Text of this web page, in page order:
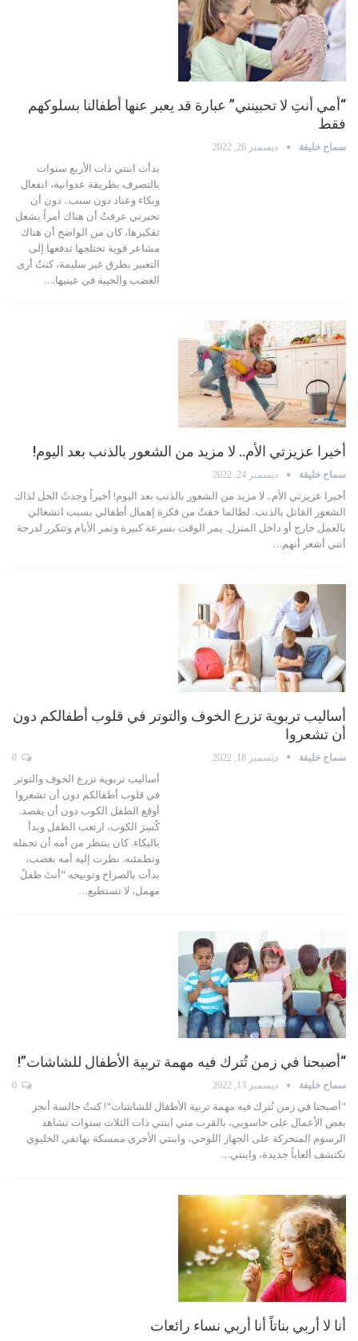
“أمي أنتِ لا تحبينني” عبارة قد يعبر عنها أطفالنا بسلوكهم
فقط
سماح خليفة ديسمبر 26, 2022
بدأت ابنتي ذات الأربع سنوات
بالتصرف بطريقة عدوانية، انفعال
وبكاء وعناد دون سبب.. دون أن
تخبرني عرفتُ أن هناك أمراً يشغل
تفكيرها، كان من الواضح أن هناك
مشاعر قوية تختلجها تدفعها إلى
التعبير بطرق غير سليمة، كنتُ أرى
الغضب والخيبة في عينيها.…
أخيرا عزيزتي الأم.. لا مزيد من الشعور بالذنب بعد اليوم!
سماح خليفة ديسمبر 24, 2022
أخيرا عزيزتي الأم.. لا مزيد من الشعور بالذنب بعد اليوم! أخيراً وجدتُ الحل لذاك
الشعور القاتل بالذنب. لطالما خفتُ من فكرة إهمال أطفالي بسبب انشغالي
بالعمل خارج أو داخل المنزل. يمر الوقت بسرعة كبيرة وتمر الأيام وتتكرر لدرجة
أنني أشعر أنهم…
أساليب تربوية تزرع الخوف والتوتر في قلوب أطفالكم دون
أن تشعروا
سماح خليفة ديسمبر 18, 2022
أساليب تربوية تزرع الخوف والتوتر
في قلوب أطفالكم دون أن تشعروا
أوقع الطفل الكوب دون أن يقصد.
كُسِرَ الكوب، ارتعب الطفل وبدأ
بالبكاء. كان ينتظر من أمه أن تحمله
وتطمئنه. نظرت إليه أمه بغضب،
بدأت بالصراخ وتوبيخه "أنتَ طفلٌ
مهمل، لا تستطيع…
“أصبحنا في زمن تُترك فيه مهمة تربية الأطفال للشاشات”!
سماح خليفة ديسمبر 13, 2022
"أصبحنا في زمن تُترك فيه مهمة تربية الأطفال للشاشات"! كنتُ جالسة أنجز
بعض الأعمال على حاسوبي، بالقرب مني ابنتي ذات الثلاث سنوات تشاهد
الرسوم المتحركة على الجهاز اللوحي، وابنتي الأخرى ممسكة بهاتفي الخليوي
تكتشف ألعاباً جديدة، وابنتي…
أنا لا أربي بناتاً أنا أربي نساء رائعات